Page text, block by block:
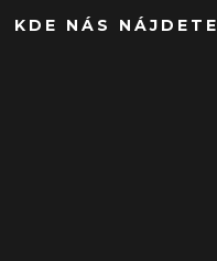
KDE NÁS NÁJDETE